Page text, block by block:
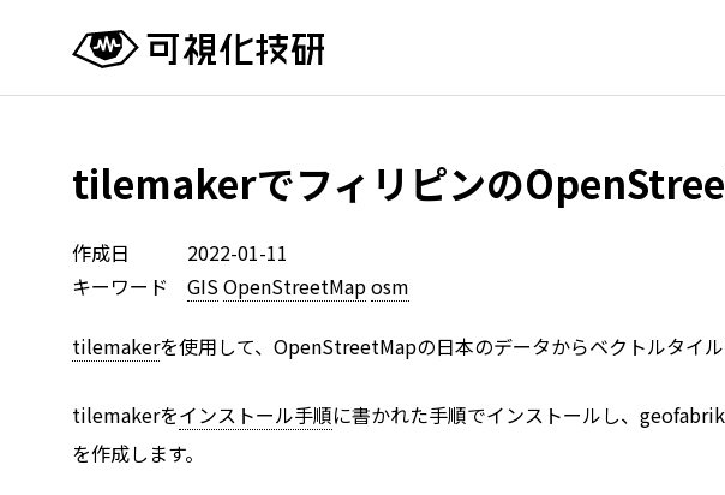
tilemakerでフィリピンの
作成日
2022-01-11
キーワード
GISOpenStreetMaposm
tilemakerを使用して、OpenStreetMapの日本のデータからベクトルタイル
tilemakerをインストール手順に書かれた手順でインストールし、
を作成します。